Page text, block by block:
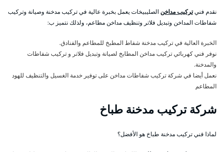
نقدم فنيتركيب مداخنالصليبيخات يعمل بخبرة عالية في تركيب مدخنة وصيانة وتركيب
شفاطات المداخن وتبديل فلاتر وتنظيف مداخن مطاعم، ولذلك نتميز ب:
الخبرة العالية في تركيب مدخنة شفاط المطبخ للمطاعم والفنادق.
نوفر فني كهربائي تركيب مداخن المطابخ لصيانة وتبديل فلاتر و تركيب شفاطات
والمدخنة.
نعمل أيضا في شركة تركيب شفاطات مداخن على توفير خدمة الغسيل والتنظيف للهود
المطاعم
شركة تركيب مدخنة طباخ
لماذا فني تركيب مدخنة طباخ هو الأفضل؟